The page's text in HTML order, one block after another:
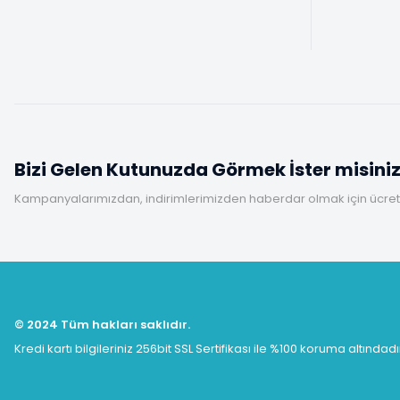
Bizi Gelen Kutunuzda Görmek İster
Kampanyalarımızdan, indirimlerimizden haberdar olmak için
© 2024 Tüm hakları saklıdır.
Kredi kartı bilgileriniz 256bit SSL Sertifikası ile %100 koruma